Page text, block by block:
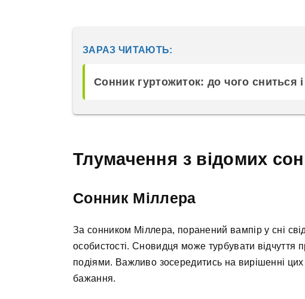
ЗАРАЗ ЧИТАЮТЬ:
Сонник гуртожиток: до чого сниться
Тлумачення з відомих
Сонник Міллера
За сонником Міллера, поранений вампір у сні
особистості. Сновидця може турбувати відчуття
подіями. Важливо зосередитись на вирішенні
бажання.